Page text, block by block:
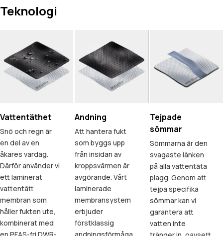
Teknologi
Vattentäthet
Snö och regn är
en del av en
åkares vardag.
Därför använder vi
ett laminerat
vattentätt
membran som
håller fukten ute,
kombinerat med
Andning
Att hantera fukt
som byggs upp
från insidan av
kroppsvärmen är
avgörande. Vårt
laminerade
membransystem
erbjuder
förstklassig
Tejpade
sömmar
Sömmarna är den
svagaste länken
på alla vattentäta
plagg. Genom att
tejpa specifika
sömmar kan vi
garantera att
vatten inte